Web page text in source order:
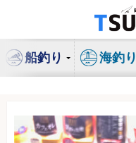
ン
船釣り 海釣り